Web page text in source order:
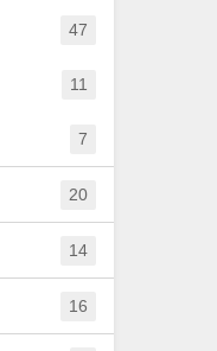
47
11
7
20
14
16